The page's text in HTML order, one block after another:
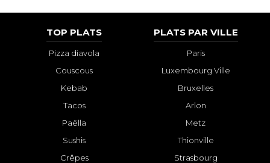
TOP PLATS
Pizza diavola
Couscous
Kebab
Tacos
Paëlla
Sushis
Crêpes
PLATS PAR VILLE
Paris
Luxembourg Ville
Bruxelles
Arlon
Metz
Thionville
Strasbourg